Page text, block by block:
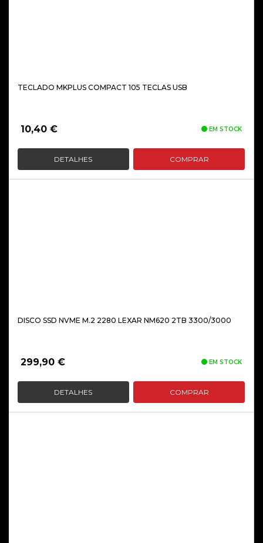
TECLADO MKPLUS COMPACT 105 TECLAS USB
10,40 € EM STOCK
DETALHES COMPRAR
DISCO SSD NVME M.2 2280 LEXAR NM620 2TB 3300/3000
299,90 € EM STOCK
DETALHES COMPRAR